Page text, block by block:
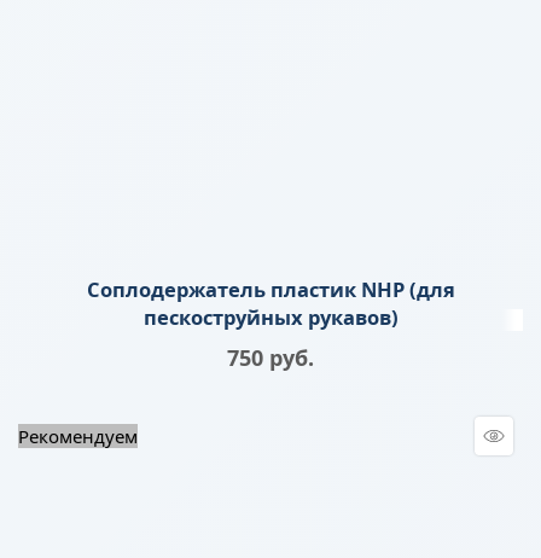
Соплодержатель пластик NHP (для
пескоструйных рукавов)
750 руб.
Рекомендуем